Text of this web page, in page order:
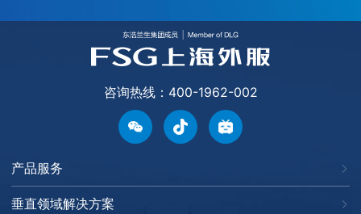
咨询热线：400-1962-002
产品服务
垂直领域解决方案